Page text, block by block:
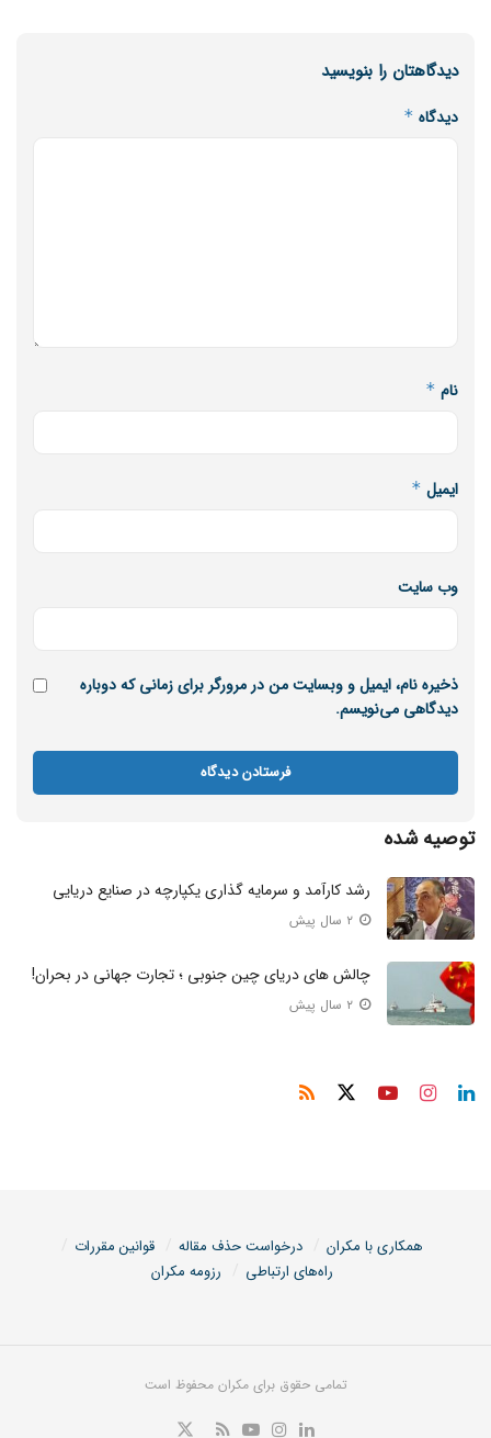
دیدگاهتان را بنویسید
دیدگاه *
نام *
ایمیل *
وب‌ سایت
ذخیره نام، ایمیل و وبسایت من در مرورگر برای زمانی که دوباره
دیدگاهی می‌نویسم.
توصیه شده
رشد کارآمد و سرمایه گذاری یکپارچه در صنایع دریایی
چالش های دریای چین جنوبی ؛ تجارت جهانی در بحران!
همکاری با مکران درخواست حذف مقاله
قوانین مقررات
راه‌های ارتباطی
رزومه مکران
تمامی حقوق برای مکران محفوظ است